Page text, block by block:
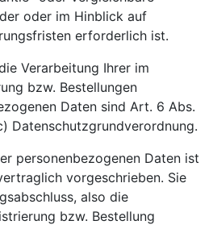
oder im Hinblick auf
erforderlich ist.
Verarbeitung Ihrer im
bzw. Bestellungen
Daten sind Art. 6 Abs.
Datenschutzgrundverordnung.
personenbezogenen Daten ist
vorgeschrieben. Sie
also die
bzw. Bestellung